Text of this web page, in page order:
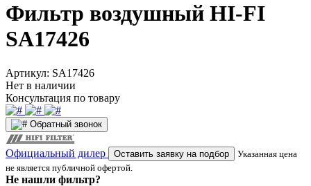
Фильтр воздушный HI-FI
SA17426
Артикул: SA17426
Нет в наличии
Консультация по товару
Обратный звонок
Официальный дилер Оставить заявку на подбор
Указанная цена
не является публичной офертой.
Не нашли фильтр?